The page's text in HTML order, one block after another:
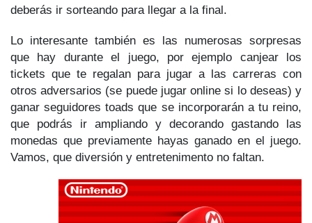
deberás ir sorteando para llegar a la final.
Lo interesante también es las numerosas sorpresas
que hay durante el juego, por ejemplo canjear los
tickets que te regalan para jugar a las carreras con
otros adversarios (se puede jugar online si lo deseas) y
ganar seguidores toads que se incorporarán a tu reino,
que podrás ir ampliando y decorando gastando las
monedas que previamente hayas ganado en el juego.
Vamos, que diversión y entretenimento no faltan.